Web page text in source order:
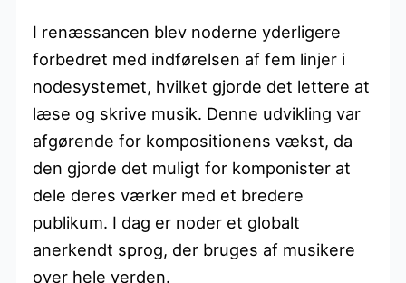
I renæssancen blev noderne yderligere
forbedret med indførelsen af fem linjer i
nodesystemet, hvilket gjorde det lettere at
læse og skrive musik. Denne udvikling var
afgørende for kompositionens vækst, da
den gjorde det muligt for komponister at
dele deres værker med et bredere
publikum. I dag er noder et globalt
anerkendt sprog, der bruges af musikere
over hele verden.